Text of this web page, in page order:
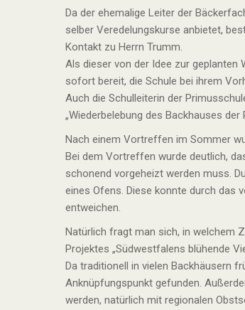
Da der ehemalige Leiter der
selber Veredelungskurse anbietet,
Kontakt zu Herrn Trumm.
Als dieser von der Idee zur geplanten
sofort bereit, die Schule bei ihrem
Auch die Schulleiterin der
„Wiederbelebung des Backhauses
Nach einem Vortreffen im Sommer
Bei dem Vortreffen wurde deutlich,
schonend vorgeheizt werden muss.
eines Ofens. Diese konnte durch das
entweichen.
Natürlich fragt man sich, in welchem
Projektes „Südwestfalens blühende
Da traditionell in vielen Backhäusern
Anknüpfungspunkt gefunden.
werden, natürlich mit regionalen